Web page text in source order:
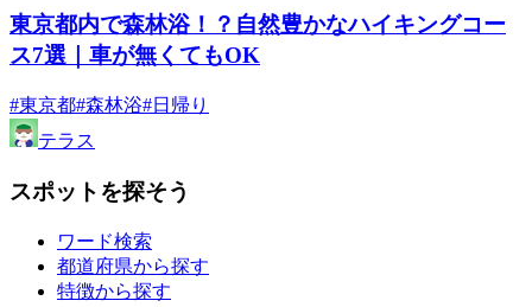
東京都内で森林浴！？自然豊かなハイキングコー
ス7選｜車が無くてもOK
#東京都#森林浴#日帰り
テラス
スポットを探そう
ワード検索
都道府県から探す
特徴から探す